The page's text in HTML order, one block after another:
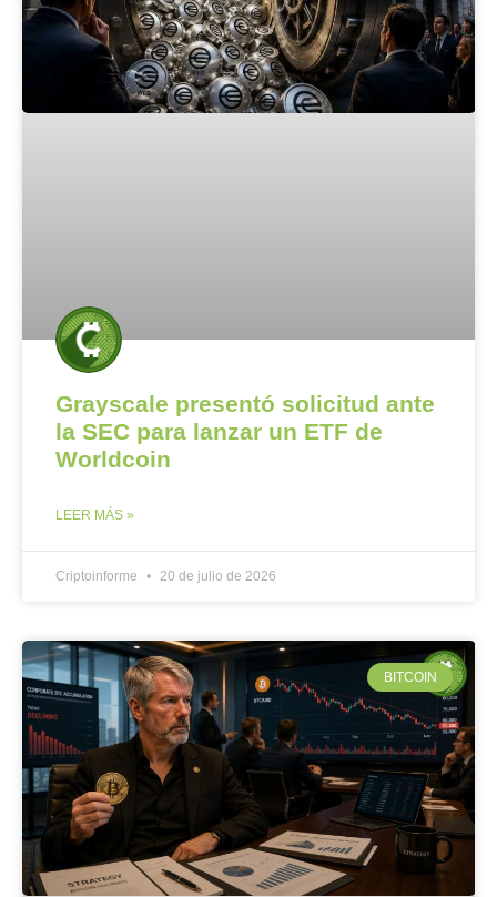
Grayscale presentó solicitud ante
la SEC para lanzar un ETF de
Worldcoin
LEER MÁS »
Criptoinforme 20 de julio de 2026
BITCOIN